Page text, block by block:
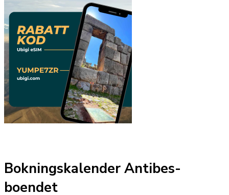
Bokningskalender Antibes-
boendet